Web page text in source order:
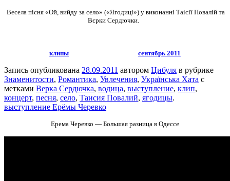
Весела пісня «Ой, вийду за село» («Ягодиці») у виконанні Таісії Повалій та
Вєрки Сердючки.
клипы сентябрь 2011
Запись опубликована 28.09.2011 автором Цибуля в рубрике
Знаменитости, Романтика, Увлечения, Українська Хата с
метками Верка Сердючка, водица, выступление, клип,
концерт, песня, село, Таисия Повалий, ягодицы.
выступление Ерёмы Черевко
Ерема Черевко — Большая разница в Одессе